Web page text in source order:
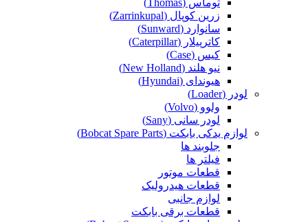
زرین کوپال (Zarrinkupal)
سانوارد (Sunward)
کاترپیلار (Caterpillar)
کیس (Case)
نیو هلند (New Holland)
هیوندای (Hyundai)
لودر (Loader)
ولوو (Volvo)
لودر سانی (Sany)
لوازم یدکی بابکت (Bobcat Spare Parts)
جلوبند ها
فیلتر ها
قطعات موتور
قطعات هیدرولیک
لوازم جانبی
قطعات برقی بابکت